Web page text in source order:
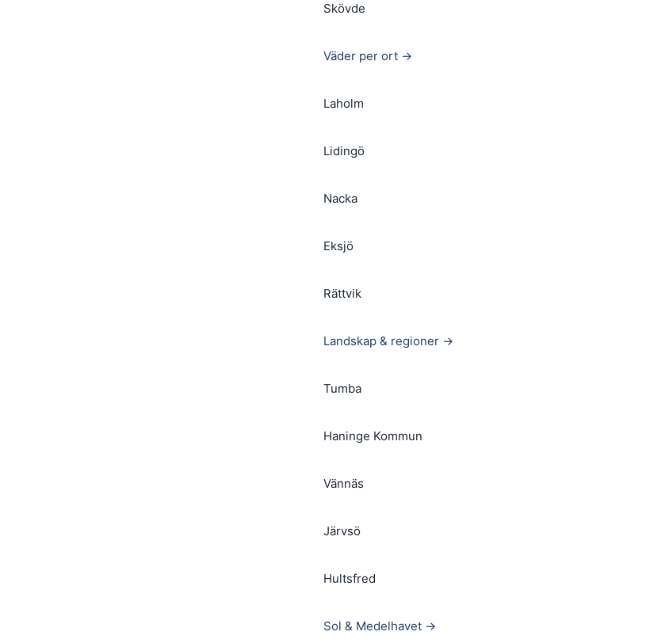
Skövde
Väder per ort →
Laholm
Lidingö
Nacka
Eksjö
Rättvik
Landskap & regioner →
Tumba
Haninge Kommun
Vännäs
Järvsö
Hultsfred
Sol & Medelhavet →